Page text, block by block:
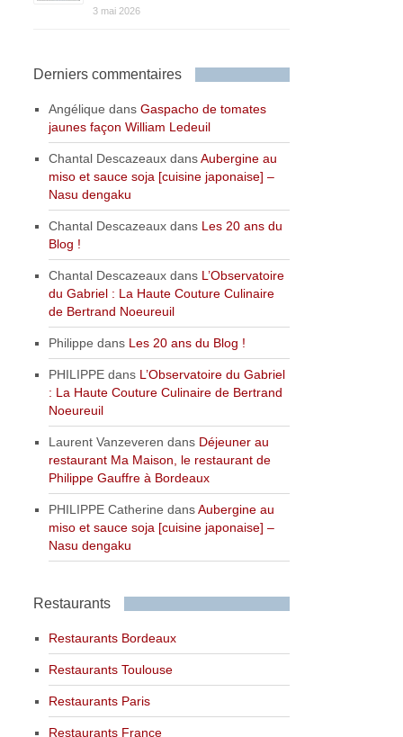
3 mai 2026
Derniers commentaires
Angélique dansGaspacho de tomates
jaunes façon William Ledeuil
Chantal Descazeaux dansAubergine au
miso et sauce soja [cuisine japonaise] –
Nasu dengaku
Chantal Descazeaux dans Les 20 ans du
Blog !
Chantal Descazeaux dans L’Observatoire
du Gabriel : La Haute Couture Culinaire
de Bertrand Noeureuil
Philippe dans Les 20 ans du Blog !
PHILIPPE dans L’Observatoire du Gabriel
: La Haute Couture Culinaire de Bertrand
Noeureuil
Laurent Vanzeveren dans Déjeuner au
restaurant Ma Maison, le restaurant de
Philippe Gauffre à Bordeaux
PHILIPPE Catherine dansAubergine au
miso et sauce soja [cuisine japonaise] –
Nasu dengaku
Restaurants
Restaurants Bordeaux
Restaurants Toulouse
Restaurants Paris
Restaurants France